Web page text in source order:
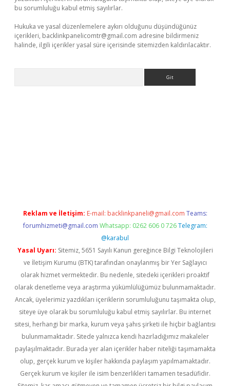
bu sorumluluğu kabul etmiş sayılırlar.
Hukuka ve yasal düzenlemelere aykırı olduğunu düşündüğünüz
içerikleri, backlinkpanelicomtr@gmail.com adresine bildirmeniz
halinde, ilgili içerikler yasal süre içerisinde sitemizden kaldırılacaktır.
Reklam ve İletişim: E-mail: backlinkpaneli@gmail.com Teams:
forumhizmeti@gmail.com Whatsapp: 0262 606 0 726 Telegram:
@karabul
Yasal Uyarı: Sitemiz, 5651 Sayılı Kanun gereğince Bilgi Teknolojileri
ve İletişim Kurumu (BTK) tarafından onaylanmış bir Yer Sağlayıcı
olarak hizmet vermektedir. Bu nedenle, sitedeki içerikleri proaktif
olarak denetleme veya araştırma yükümlülüğümüz bulunmamaktadır.
Ancak, üyelerimiz yazdıkları içeriklerin sorumluluğunu taşımakta olup,
siteye üye olarak bu sorumluluğu kabul etmiş sayılırlar. Bu internet
sitesi, herhangi bir marka, kurum veya şahıs şirketi ile hiçbir bağlantısı
bulunmamaktadır. Sitede yalnızca kendi hazırladığımız makaleler
paylaşılmaktadır. Burada yer alan içerikler haber niteliği taşımamakta
olup, gerçek kurum ve kişiler hakkında paylaşım yapılmamaktadır.
Gerçek kurum ve kişiler ile isim benzerlikleri tamamen tesadüfidir.